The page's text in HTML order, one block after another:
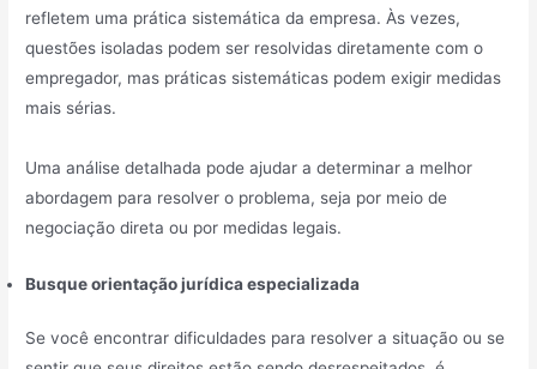
refletem uma prática sistemática da empresa. Às vezes,
questões isoladas podem ser resolvidas diretamente com o
empregador, mas práticas sistemáticas podem exigir medidas
mais sérias.
Uma análise detalhada pode ajudar a determinar a melhor
abordagem para resolver o problema, seja por meio de
negociação direta ou por medidas legais.
Busque orientação jurídica especializada
Se você encontrar dificuldades para resolver a situação ou se